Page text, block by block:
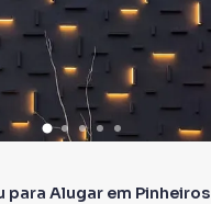
para Alugar em Pinheiros